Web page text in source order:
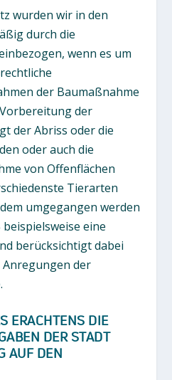
wurden wir in den
durch die
wenn es um
der Baumaßnahme
der
der Abriss oder die
oder auch die
von Offenflächen
Tierarten
umgegangen werden
eine
berücksichtigt dabei
der
ERACHTENS DIE
DER STADT
AUF DEN